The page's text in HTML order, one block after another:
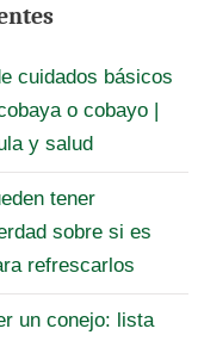
cuidados básicos
o cobayo |
y salud
tener
sobre si es
refrescarlos
un conejo: lista